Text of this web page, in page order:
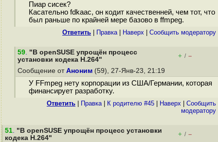
Пиар сисек?
Касательно fdkaac, он кодит качественней, чем тот, что
был раньше по крайней мере базово в ffmpeg.
Ответить Правка| Наверх Cообщить модератору
59. "В openSUSE упрощён процесс
установки кодека H.264"
+ / –
Сообщение от Аноним (59), 27-Янв-23, 21:19
У FFmpeg нету корпорации из США/Германии, которая
финансирует разработку.
Ответить Правка| К родителю #45 Наверх
Cообщить
модератору
51. "В openSUSE упрощён процесс установки
кодека H.264"
+ / –